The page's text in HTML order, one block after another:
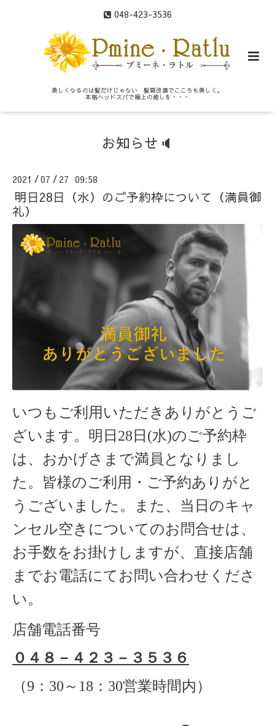
048-423-3536
美しくなるのは髪だけじゃない 髪質改善でこころも美しく。
本格ヘッドスパで極上の癒しを・・・
お知らせ🔈
2021 /07 / 27 09:58
明日28日（水）のご予約枠について（満員御
礼）
いつもご利用いただきありがとうご
ざいます。明日28 日(水)のご予約枠
は、おかげさまで満員となりまし
た。皆様のご利用・ご予約ありがと
うございました。
また、当日のキャ
ンセル空きについてのお問合せは、
お手数をお掛けしますが、直接店舗
までお電話にてお問い合わせくださ
い。
店舗電話番号
０４８－４２３－３５３６
（9 ： 30 ～ 18 ： 30営業時間内）